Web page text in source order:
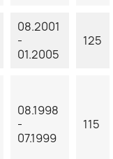
08.2001
-
01.2005
125
08.1998
-
07.1999
115